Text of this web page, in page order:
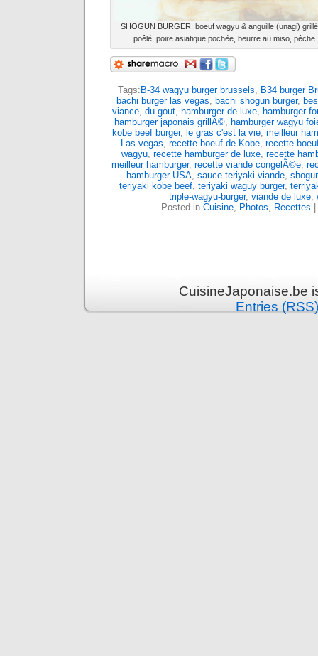
SHOGUN BURGER: boeuf wagyu & anguille (unagi)
poêlé, poire asiatique pochée, beurre au miso,
Tags:B-34 wagyu burger brussels
B34 burger
bachi burger las vegas bachi shogun burger,
viance, du gout, hamburger de luxe, hamburger
hamburger japonais grillÃ©, hamburger wagyu
kobe beef burger, le gras c'est la vie meilleur
Las vegas recette boeuf de Kobe recette
wagyu recette hamburger de luxe recette
meilleur hamburger, recette viande congelÃ©e
hamburger USA, sauce teriyaki viande,
teriyaki kobe beef, teriyaki waguy burger,
triple-wagyu-burger, viande de luxe,
Posted in Cuisine, Photos Recettes |
CuisineJaponaise.be
Entries (RSS)